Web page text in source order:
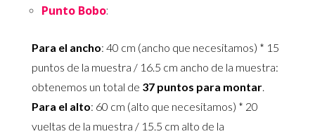
Punto Bobo:
Para el ancho: 40 cm (ancho que necesitamos) * 15
puntos de la muestra / 16.5 cm ancho de la muestra:
obtenemos un total de 37 puntos para montar.
Para el alto: 60 cm (alto que necesitamos) * 20
vueltas de la muestra / 15.5 cm alto de la